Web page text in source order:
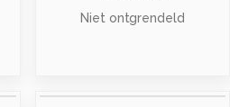
Niet ontgrendeld